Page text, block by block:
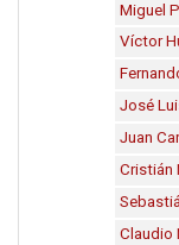
Miguel
Víctor
José
Juan
Cristián
Claudio